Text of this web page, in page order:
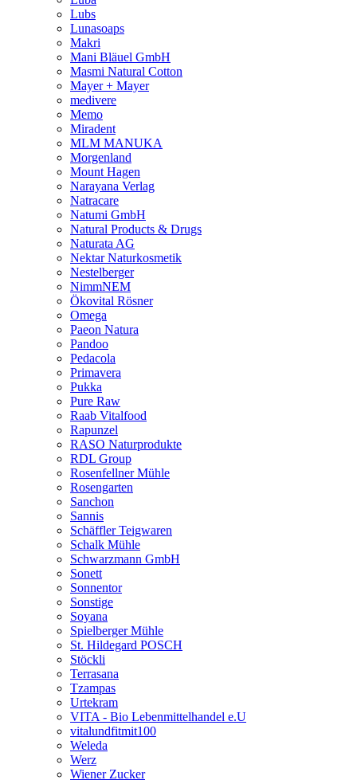
Lubs
Lunasoaps
Makri
Mani Bläuel GmbH
Masmi Natural Cotton
Mayer + Mayer
medivere
Memo
Miradent
MLM MANUKA
Morgenland
Mount Hagen
Narayana Verlag
Natracare
Natumi GmbH
Natural Products & Drugs
Naturata AG
Nektar Naturkosmetik
Nestelberger
NimmNEM
Ökovital Rösner
Omega
Paeon Natura
Pandoo
Pedacola
Primavera
Pukka
Pure Raw
Raab Vitalfood
Rapunzel
RASO Naturprodukte
RDL Group
Rosenfellner Mühle
Rosengarten
Sanchon
Sannis
Schäffler Teigwaren
Schalk Mühle
Schwarzmann GmbH
Sonett
Sonnentor
Sonstige
Soyana
Spielberger Mühle
St. Hildegard POSCH
Stöckli
Terrasana
Tzampas
Urtekram
VITA - Bio Lebenmittelhandel e.U
vitalundfitmit100
Weleda
Werz
Wiener Zucker